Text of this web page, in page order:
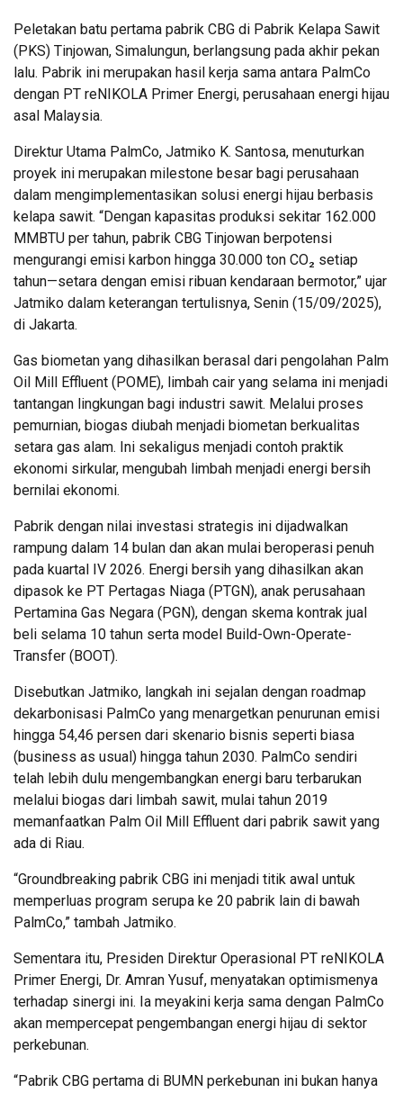
Peletakan batu pertama pabrik CBG di Pabrik Kelapa Sawit
(PKS) Tinjowan, Simalungun, berlangsung pada akhir pekan
lalu. Pabrik ini merupakan hasil kerja sama antara PalmCo
dengan PT reNIKOLA Primer Energi, perusahaan energi hijau
asal Malaysia.
Direktur Utama PalmCo, Jatmiko K. Santosa, menuturkan
proyek ini merupakan milestone besar bagi perusahaan
dalam mengimplementasikan solusi energi hijau berbasis
kelapa sawit. “Dengan kapasitas produksi sekitar 162.000
MMBTU per tahun, pabrik CBG Tinjowan berpotensi
mengurangi emisi karbon hingga 30.000 ton CO₂ setiap
tahun—setara dengan emisi ribuan kendaraan bermotor,” ujar
Jatmiko dalam keterangan tertulisnya, Senin (15/09/2025),
di Jakarta.
Gas biometan yang dihasilkan berasal dari pengolahan Palm
Oil Mill Effluent (POME), limbah cair yang selama ini menjadi
tantangan lingkungan bagi industri sawit. Melalui proses
pemurnian, biogas diubah menjadi biometan berkualitas
setara gas alam. Ini sekaligus menjadi contoh praktik
ekonomi sirkular, mengubah limbah menjadi energi bersih
bernilai ekonomi.
Pabrik dengan nilai investasi strategis ini dijadwalkan
rampung dalam 14 bulan dan akan mulai beroperasi penuh
pada kuartal IV 2026. Energi bersih yang dihasilkan akan
dipasok ke PT Pertagas Niaga (PTGN), anak perusahaan
Pertamina Gas Negara (PGN), dengan skema kontrak jual
beli selama 10 tahun serta model Build-Own-Operate-
Transfer (BOOT).
Disebutkan Jatmiko, langkah ini sejalan dengan roadmap
dekarbonisasi PalmCo yang menargetkan penurunan emisi
hingga 54,46 persen dari skenario bisnis seperti biasa
(business as usual) hingga tahun 2030. PalmCo sendiri
telah lebih dulu mengembangkan energi baru terbarukan
melalui biogas dari limbah sawit, mulai tahun 2019
memanfaatkan Palm Oil Mill Effluent dari pabrik sawit yang
ada di Riau.
“Groundbreaking pabrik CBG ini menjadi titik awal untuk
memperluas program serupa ke 20 pabrik lain di bawah
PalmCo,” tambah Jatmiko.
Sementara itu, Presiden Direktur Operasional PT reNIKOLA
Primer Energi, Dr. Amran Yusuf, menyatakan optimismenya
terhadap sinergi ini. Ia meyakini kerja sama dengan PalmCo
akan mempercepat pengembangan energi hijau di sektor
perkebunan.
“Pabrik CBG pertama di BUMN perkebunan ini bukan hanya